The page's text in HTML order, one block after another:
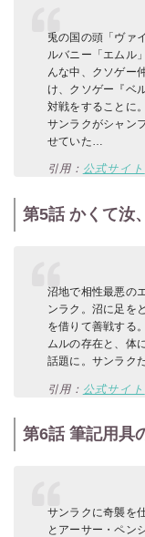
兎の国の頭「ヴァ
ルバニー「エムル
んな中、クソゲー
け、クソゲー『ベ
対戦をすることに
サンラクがシャン
せていた…
引用： 公式サイト
第5話 かくて汝
沼地で相性最悪の
ンラク。沼に足を
を借りて善戦する
ムルの存在と、体
話題に。サンラク
引用： 公式サイト
第6話 筆記用具
サンラクに奇襲を
とアーサー・ペン